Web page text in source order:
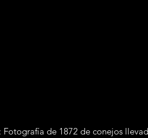
Fotografía de 1872 de conejos